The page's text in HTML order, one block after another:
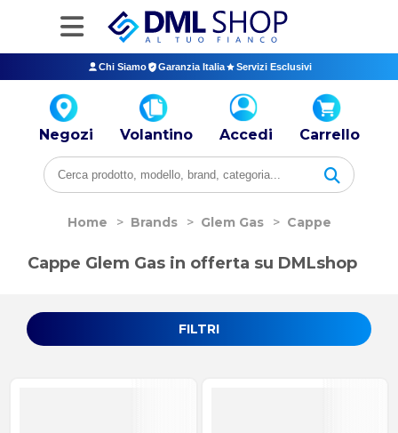
Chi Siamo Garanzia Italia Servizi Esclusivi
Negozi Volantino Accedi Carrello
Home > Brands > Glem Gas > Cappe
FILTRI
Cappe Glem Gas in offerta su DMLshop